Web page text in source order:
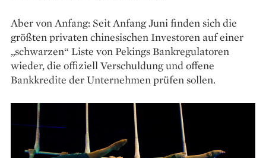
Aber von Anfang: Seit Anfang Juni finden sich die
größten privaten chinesischen Investoren auf einer
„schwarzen“ Liste von Pekings Bankregulatoren
wieder, die offiziell Verschuldung und offene
Bankkredite der Unternehmen prüfen sollen.